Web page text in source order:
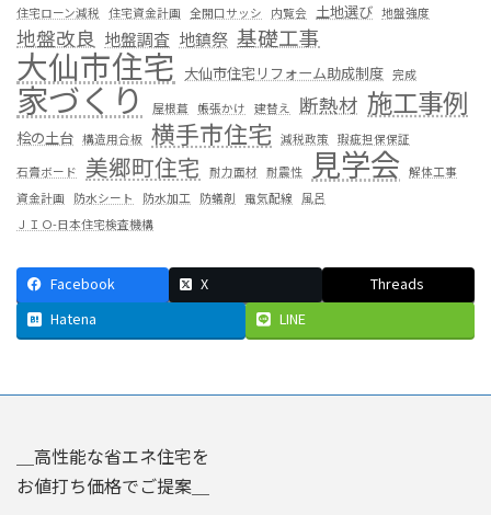
住宅ローン減税 住宅資金計画 全開口サッシ 内覧会 土地選び 地盤強度
地盤改良 地盤調査 地鎮祭 基礎工事
大仙市住宅 大仙市住宅リフォーム助成制度 完成
家づくり 屋根葺 帳張かけ 建替え 断熱材 施工事例
桧の土台 構造用合板 横手市住宅 減税政策 瑕疵担保保証
石膏ボード
美郷町住宅 耐力面材 耐震性 見学会 解体工事
資金計画
防水シート 防水加工 防蟻剤 電気配線
風呂
ＪＩＯ-日本住宅検査機構
Facebook X
Threads
Hatena
LINE
＿高性能な省エネ住宅を
お値打ち価格でご提案＿